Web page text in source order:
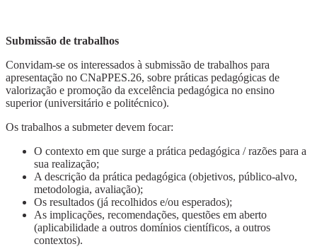
Submissão de trabalhos
Convidam-se os interessados à submissão de trabalhos para
apresentação no CNaPPES.26, sobre práticas pedagógicas de
valorização e promoção da excelência pedagógica no ensino
superior (universitário e politécnico).
Os trabalhos a submeter devem focar:
O contexto em que surge a prática pedagógica / razões para a
sua realização;
A descrição da prática pedagógica (objetivos, público-alvo,
metodologia, avaliação);
Os resultados (já recolhidos e/ou esperados);
As implicações, recomendações, questões em aberto
(aplicabilidade a outros domínios científicos, a outros
contextos).